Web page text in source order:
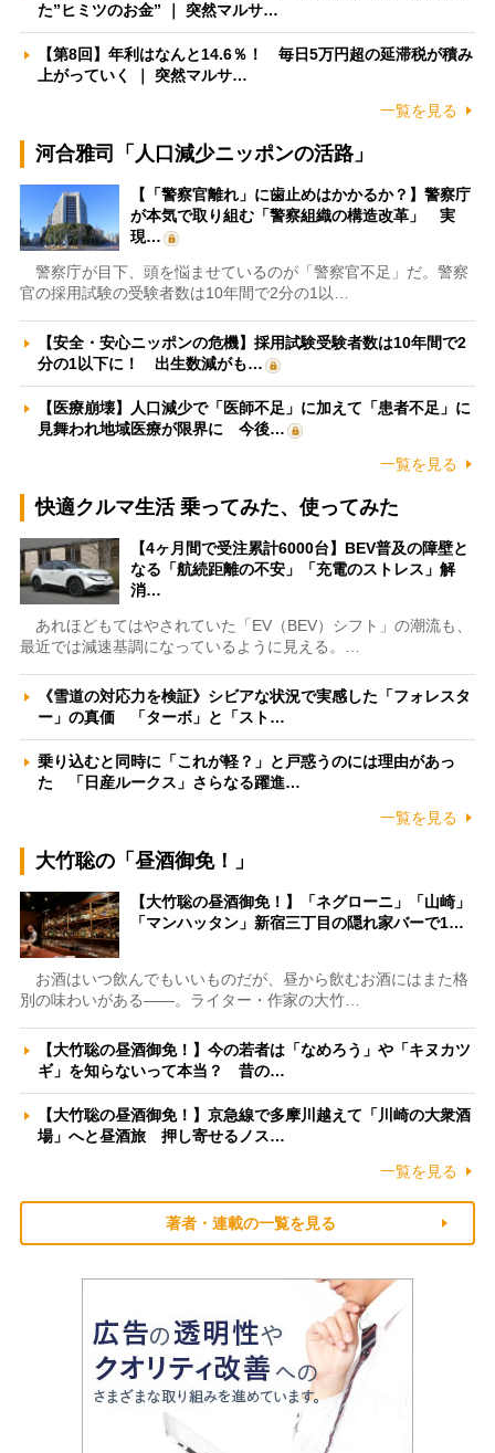
た”ヒミツのお金” ｜ 突然マルサ…
【第8回】年利はなんと14.6％！ 毎日5万円超の延滞税が積み
上がっていく ｜ 突然マルサ…
一覧を見る
河合雅司「人口減少ニッポンの活路」
【「警察官離れ」に歯止めはかかるか？】警察庁
が本気で取り組む「警察組織の構造改革」 実
現…
警察庁が目下、頭を悩ませているのが「警察官不足」だ。警察
官の採用試験の受験者数は10年間で2分の1以…
【安全・安心ニッポンの危機】採用試験受験者数は10年間で2
分の1以下に！ 出生数減がも…
【医療崩壊】人口減少で「医師不足」に加えて「患者不足」に
見舞われ地域医療が限界に 今後…
一覧を見る
快適クルマ生活 乗ってみた、使ってみた
【4ヶ月間で受注累計6000台】BEV普及の障壁と
なる「航続距離の不安」「充電のストレス」解
消…
あれほどもてはやされていた「EV（BEV）シフト」の潮流も、
最近では減速基調になっているように見える。…
《雪道の対応力を検証》シビアな状況で実感した「フォレスタ
ー」の真価 「ターボ」と「スト…
乗り込むと同時に「これが軽？」と戸惑うのには理由があっ
た 「日産ルークス」さらなる躍進…
一覧を見る
大竹聡の「昼酒御免！」
【大竹聡の昼酒御免！】「ネグローニ」「山崎」
「マンハッタン」新宿三丁目の隠れ家バーで1…
お酒はいつ飲んでもいいものだが、昼から飲むお酒にはまた格
別の味わいがある――。ライター・作家の大竹…
【大竹聡の昼酒御免！】今の若者は「なめろう」や「キヌカツ
ギ」を知らないって本当？ 昔の…
【大竹聡の昼酒御免！】京急線で多摩川越えて「川崎の大衆酒
場」へと昼酒旅 押し寄せるノス…
一覧を見る
著者・連載の一覧を見る